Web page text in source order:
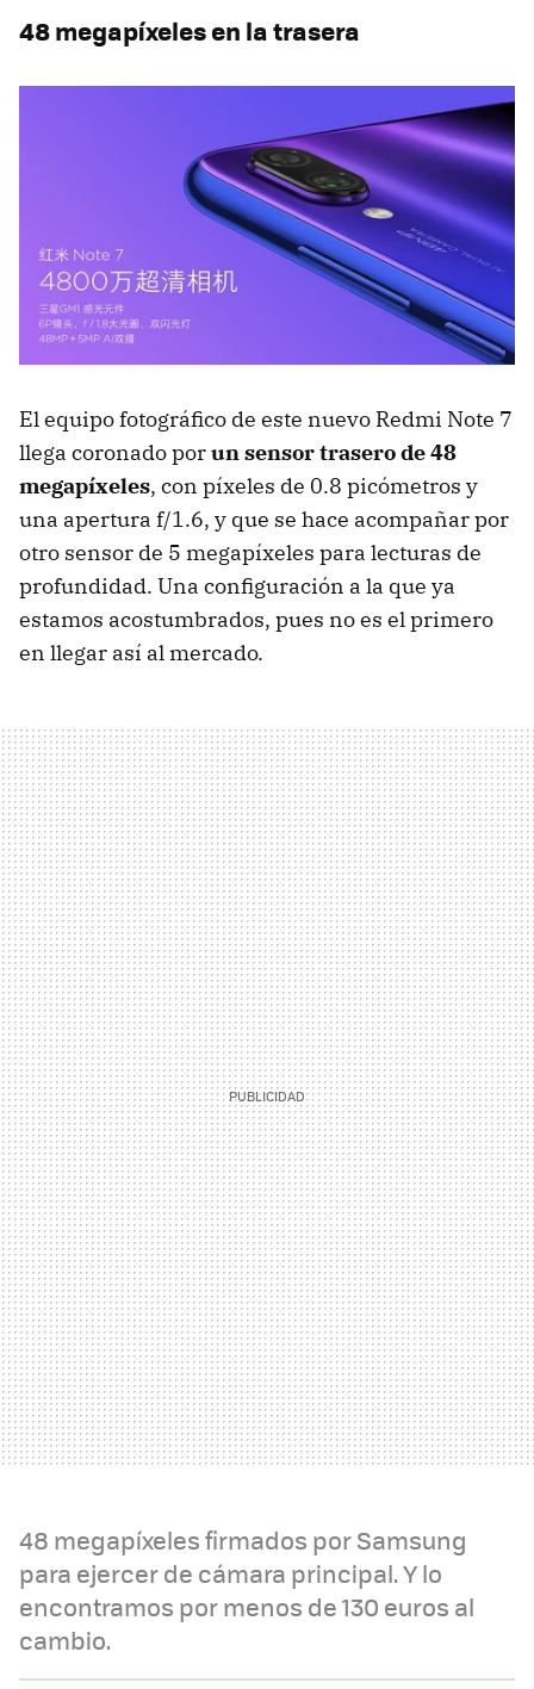
48 megapíxeles en la trasera
El equipo fotográfico de este nuevo Redmi Note 7
llega coronado porun sensor trasero de 48
megapíxeles, con píxeles de 0.8 picómetros y
una apertura f/1.6, y que se hace acompañar por
otro sensor de 5 megapíxeles para lecturas de
profundidad. Una configuración a la que ya
estamos acostumbrados, pues no es el primero
en llegar así al mercado.
48 megapíxeles firmados por Samsung
para ejercer de cámara principal. Y lo
encontramos por menos de 130 euros al
cambio.